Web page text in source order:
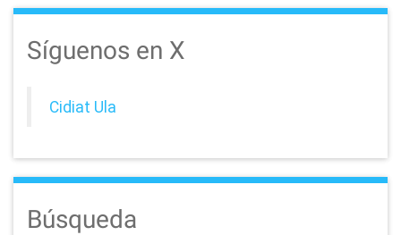
Síguenos en X
Cidiat Ula
Búsqueda